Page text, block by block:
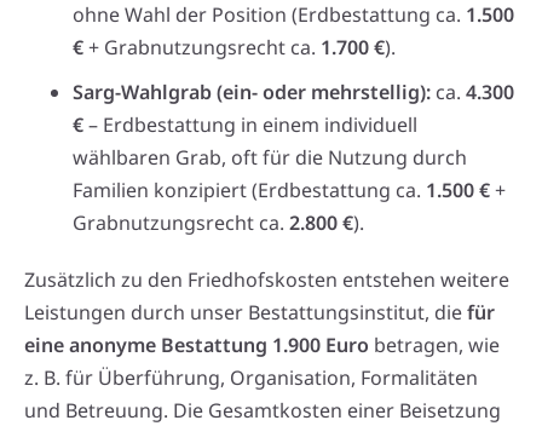
ohne Wahl der Position (Erdbestattung ca. 1.500
€+ Grabnutzungsrecht ca. 1.700 €).
Sarg-Wahlgrab (ein- oder mehrstellig): ca. 4.300
€– Erdbestattung in einem individuell
wählbaren Grab, oft für die Nutzung durch
Familien konzipiert (Erdbestattung ca. 1.500 €+
Grabnutzungsrecht ca. 2.800 €).
Zusätzlich zu den Friedhofskosten entstehen weitere
Leistungen durch unser Bestattungsinstitut, diefür
eine anonyme Bestattung 1.900 Euro betragen, wie
z. B. für Überführung, Organisation, Formalitäten
und Betreuung. Die Gesamtkosten einer Beisetzung